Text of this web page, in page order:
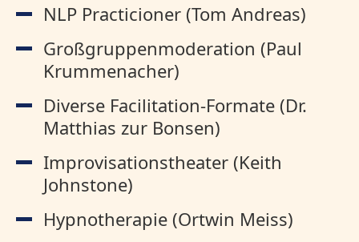
NLP Practicioner (Tom Andreas)
Großgruppenmoderation (Paul
Krummenacher)
Diverse Facilitation-Formate (Dr.
Matthias zur Bonsen)
Improvisationstheater (Keith
Johnstone)
Hypnotherapie (Ortwin Meiss)